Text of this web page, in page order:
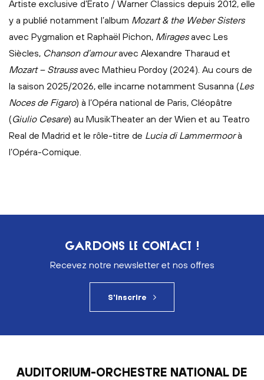
Artiste exclusive d’Erato / Warner Classics depuis 2012, elle
y a publié notamment l’album Mozart & the Weber Sisters
avec Pygmalion et Raphaël Pichon, Miragesavec Les
Siècles, Chanson d’amouravec Alexandre Tharaud et
Mozart – Straussavec Mathieu Pordoy (2024). Au cours de
la saison 2025/2026, elle incarne notamment Susanna (Les
Noces de Figaro) à l’Opéra national de Paris, Cléopâtre
(Giulio Cesare) au MusikTheater an der Wien et au Teatro
Real de Madrid et le rôle-titre de Lucia di Lammermoorà
l’Opéra-Comique.
GARDONS LE CONTACT !
Recevez notre newsletter et nos offres
S'inscrire
AUDITORIUM-ORCHESTRE NATIONAL DE